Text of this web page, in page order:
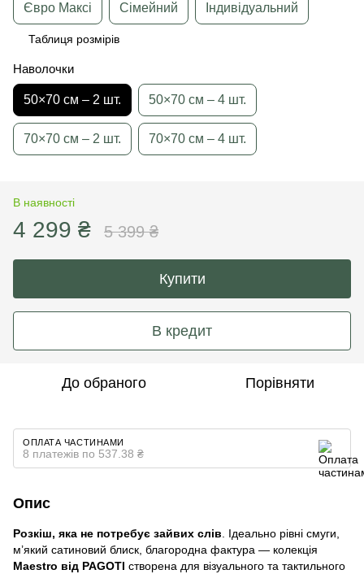
Євро Максі Сімейний Індивідуальний
Таблиця розмірів
Наволочки
50×70 см – 2 шт. 50×70 см – 4 шт.
70×70 см – 2 шт. 70×70 см – 4 шт.
В наявності
4 299 ₴ 5 399 ₴
Купити
В кредит
До обраного Порівняти
ОПЛАТА ЧАСТИНАМИ
8 платежів по 537.38 ₴
Опис
Розкіш, яка не потребує зайвих слів
Ідеально рівні смуги,
м’який сатиновий блиск, благородна фактура — колекція
Maestro від PAGOTI створена для візуального та тактильного